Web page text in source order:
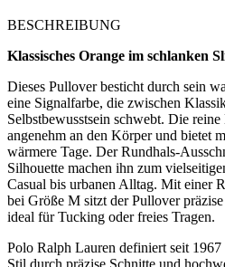
BESCHREIBUNG
Klassisches Orange im schlanken
Dieses Pullover besticht durch sein
eine Signalfarbe, die zwischen
Selbstbewusstsein schwebt. Die
angenehm an den Körper und bietet
wärmere Tage. Der Rundhals-
Silhouette machen ihn zum
Casual bis urbanen Alltag. Mit einer
bei Größe M sitzt der Pullover
ideal für Tucking oder freies Tragen.
Polo Ralph Lauren definiert seit
Stil durch präzise Schnitte und